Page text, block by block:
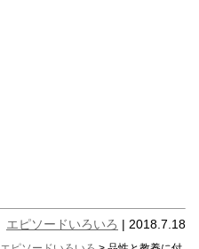
エピソードいろいろ | 2018.7.18